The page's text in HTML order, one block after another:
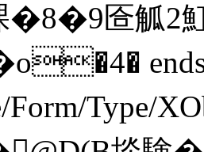
�8�9匼觚2
Type/